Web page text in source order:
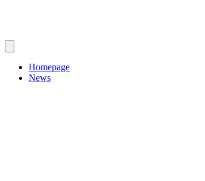
Homepage
News